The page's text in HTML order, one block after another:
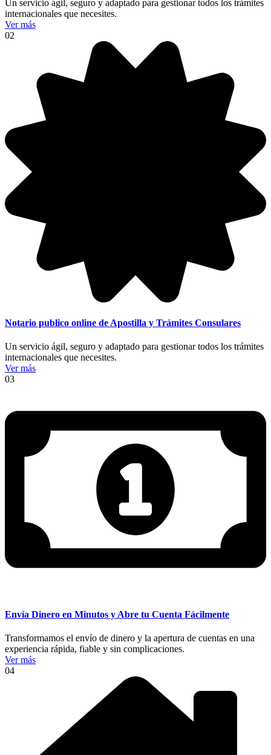
Un servicio ágil, seguro y adaptado para gestionar todos los trámites
internacionales que necesites.
Ver más
02
Notario publico online de Apostilla y Trámites Consulares
Un servicio ágil, seguro y adaptado para gestionar todos los trámites
internacionales que necesites.
Ver más
03
Envía Dinero en Minutos y Abre tu Cuenta Fácilmente
Transformamos el envío de dinero y la apertura de cuentas en una
experiencia rápida, fiable y sin complicaciones.
Ver más
04